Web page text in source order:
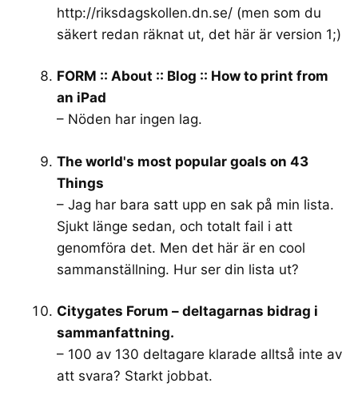
http://riksdagskollen.dn.se/ (men som du
säkert redan räknat ut, det här är version 1;)
FORM :: About :: Blog :: How to print from
an iPad
– Nöden har ingen lag.
The world's most popular goals on 43
Things
– Jag har bara satt upp en sak på min lista.
Sjukt länge sedan, och totalt fail i att
genomföra det. Men det här är en cool
sammanställning. Hur ser din lista ut?
Citygates Forum – deltagarnas bidrag i
sammanfattning.
– 100 av 130 deltagare klarade alltså inte av
att svara? Starkt jobbat.